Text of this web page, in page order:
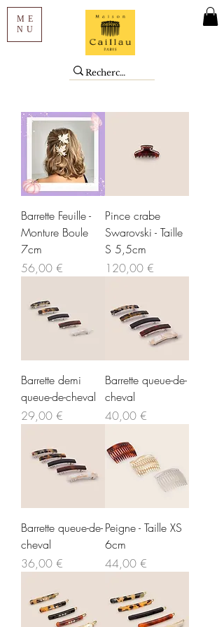
ME
NU
Barrette Feuille -
Monture Boule
7cm
Prix
56,00 €
Pince crabe
Swarovski - Taille
S 5,5cm
Prix
120,00 €
Barrette demi
queue-de-cheval
Prix
29,00 €
Barrette queue-de-
cheval
Prix
40,00 €
Barrette queue-de-
cheval
Prix
36,00 €
Peigne - Taille XS
6cm
Prix
44,00 €